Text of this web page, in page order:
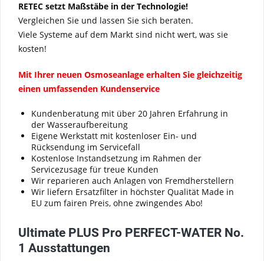
RETEC setzt Maßstäbe in der Technologie!
Vergleichen Sie und lassen Sie sich beraten.
Viele Systeme auf dem Markt sind nicht wert, was sie
kosten!
Mit Ihrer neuen Osmoseanlage erhalten Sie gleichzeitig
einen umfassenden Kundenservice
Kundenberatung mit über 20 Jahren Erfahrung in
der Wasseraufbereitung
Eigene Werkstatt mit kostenloser Ein- und
Rücksendung im Servicefall
Kostenlose Instandsetzung im Rahmen der
Servicezusage für treue Kunden
Wir reparieren auch Anlagen von Fremdherstellern
Wir liefern Ersatzfilter in höchster Qualität Made in
EU zum fairen Preis, ohne zwingendes Abo!
Ultimate PLUS Pro PERFECT-WATER No.
1 Ausstattungen